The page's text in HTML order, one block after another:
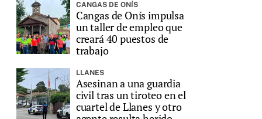
CANGAS DE ONÍS
Cangas de Onís impulsa
un taller de empleo que
creará 40 puestos de
trabajo
LLANES
Asesinan a una guardia
civil tras un tiroteo en el
cuartel de Llanes y otro